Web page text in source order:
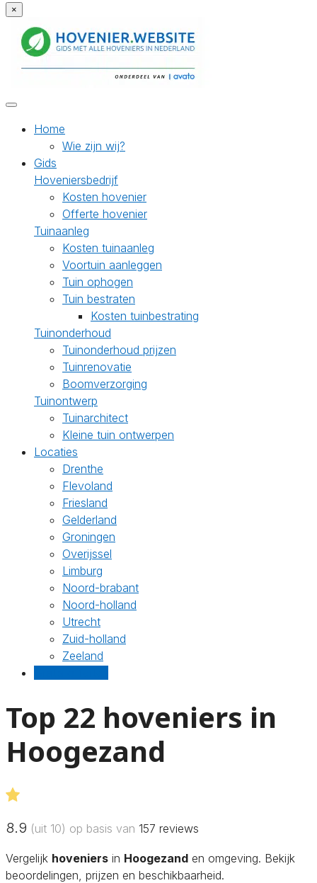
×
Home
Wie zijn wij?
Gids
Hoveniersbedrijf
Kosten hovenier
Offerte hovenier
Tuinaanleg
Kosten tuinaanleg
Voortuin aanleggen
Tuin ophogen
Tuin bestraten
Kosten tuinbestrating
Tuinonderhoud
Tuinonderhoud prijzen
Tuinrenovatie
Boomverzorging
Tuinontwerp
Tuinarchitect
Kleine tuin ontwerpen
Locaties
Drenthe
Flevoland
Friesland
Gelderland
Groningen
Overijssel
Limburg
Noord-brabant
Noord-holland
Utrecht
Zuid-holland
Zeeland
Top 22 hoveniers in
Hoogezand
8.9 (uit 10) op basis van 157 reviews
Vergelijk hoveniers in Hoogezand en omgeving. Bekijk
beoordelingen, prijzen en beschikbaarheid.